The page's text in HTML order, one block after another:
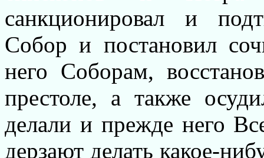
санкционировал и
Собор и постановил
него Соборам,
престоле, а также
делали и прежде него
дерзают делать какое-